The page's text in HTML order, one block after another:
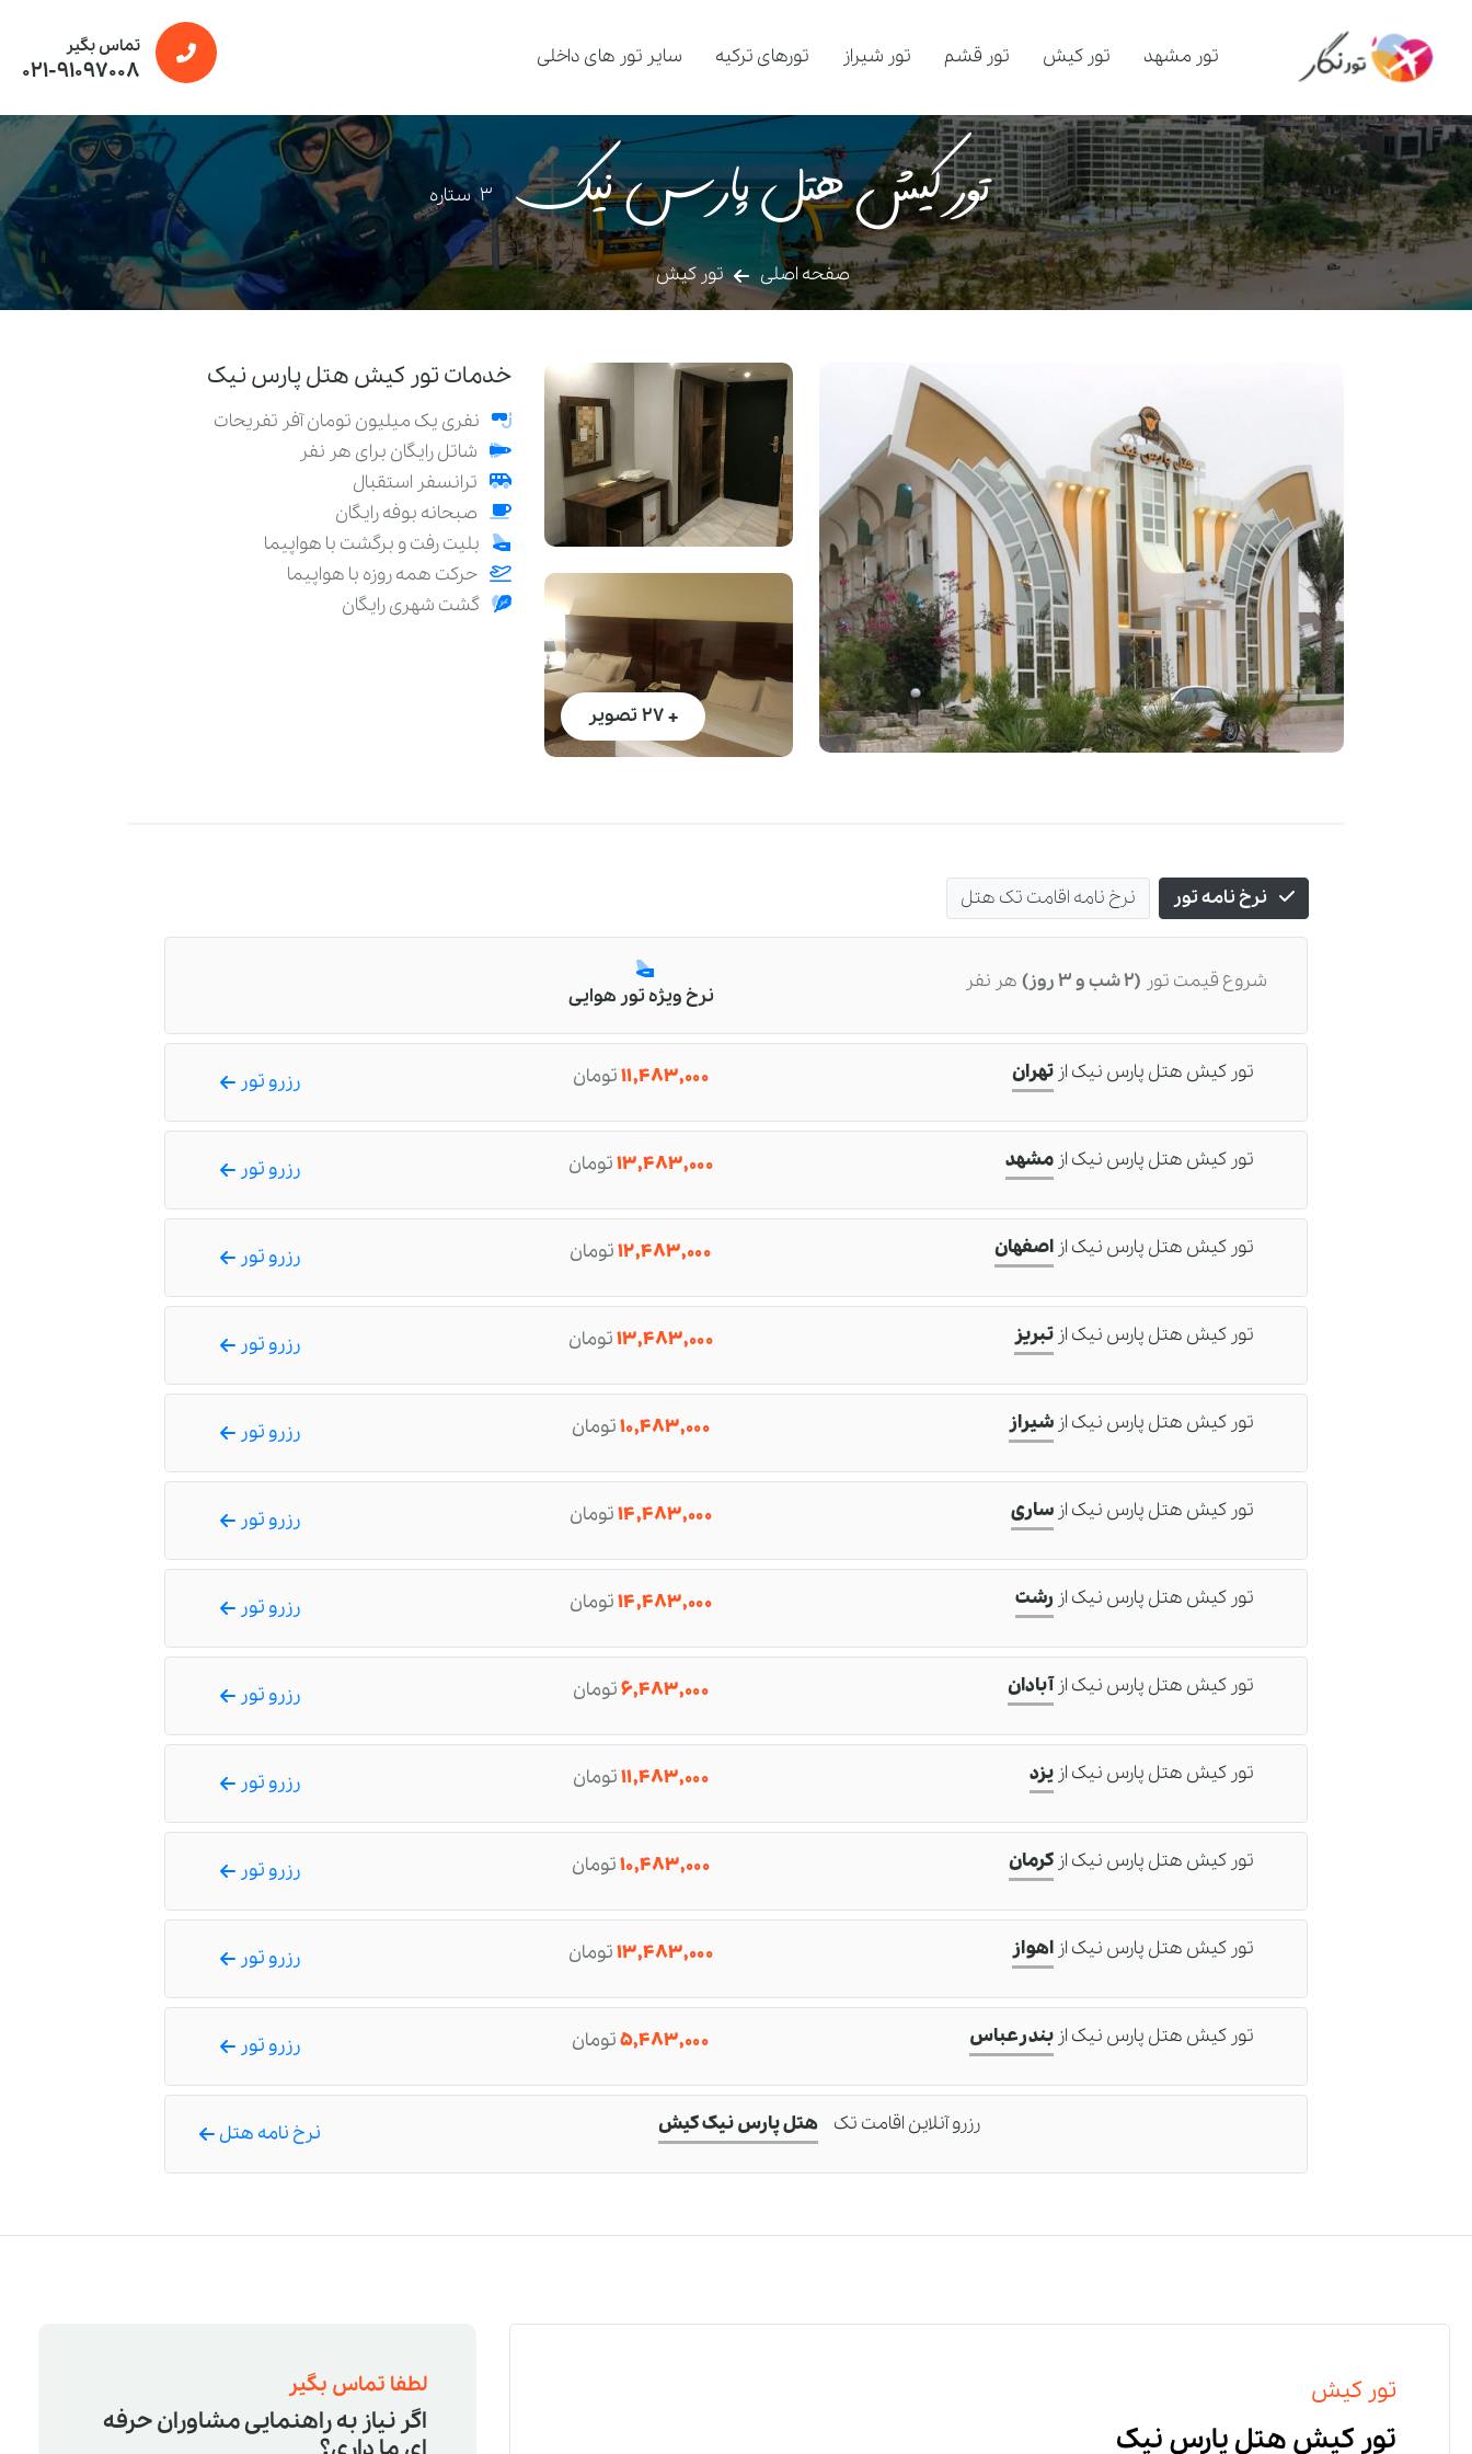
تور مشهد تور کیش تور قشم تور شیراز تورهای ترکیه سایر تور های داخلی تماس بگیر
021-91097008
تور کیش هتل پارس نیک 3 ستاره
صفحه اصلی تور کیش
خدمات تور کیش هتل پارس نیک
نفری یک میلیون تومان آفر تفریحات
شاتل رایگان برای هر نفر
ترانسفر استقبال
صبحانه بوفه رایگان
بلیت رفت و برگشت با هواپیما
حرکت همه روزه با هواپیما
گشت شهری رایگان
+ 27 تصویر
نرخ نامه تور نرخ نامه اقامت تک هتل
شروع قیمت تور (2 شب و 3 روز) هر نفر
نرخ ویژه تور هوایی
تور کیش هتل پارس نیک از تهران ۱۱,۴۸۳,۰۰۰تومان رزرو تور
تور کیش هتل پارس نیک از مشهد ۱۳,۴۸۳,۰۰۰تومان رزرو تور
تور کیش هتل پارس نیک از اصفهان ۱۲,۴۸۳,۰۰۰تومان رزرو تور
تور کیش هتل پارس نیک از تبریز ۱۳,۴۸۳,۰۰۰تومان رزرو تور
تور کیش هتل پارس نیک از شیراز ۱۰,۴۸۳,۰۰۰تومان رزرو تور
تور کیش هتل پارس نیک از ساری ۱۴,۴۸۳,۰۰۰تومان رزرو تور
تور کیش هتل پارس نیک از رشت ۱۴,۴۸۳,۰۰۰تومان رزرو تور
تور کیش هتل پارس نیک ازآبادان ۶,۴۸۳,۰۰۰تومان رزرو تور
تور کیش هتل پارس نیک از یزد ۱۱,۴۸۳,۰۰۰تومان رزرو تور
تور کیش هتل پارس نیک از کرمان ۱۰,۴۸۳,۰۰۰تومان رزرو تور
تور کیش هتل پارس نیک از اهواز ۱۳,۴۸۳,۰۰۰تومان رزرو تور
تور کیش هتل پارس نیک از بندرعباس ۵,۴۸۳,۰۰۰تومان رزرو تور
رزرو آنلاین اقامت تک هتل پارس نیک کیش نرخ نامه هتل
تور کیش
تور کیش هتل پارس نیک
لطفا تماس بگیر
اگر نیاز به راهنمایی مشاوران حرفه
×